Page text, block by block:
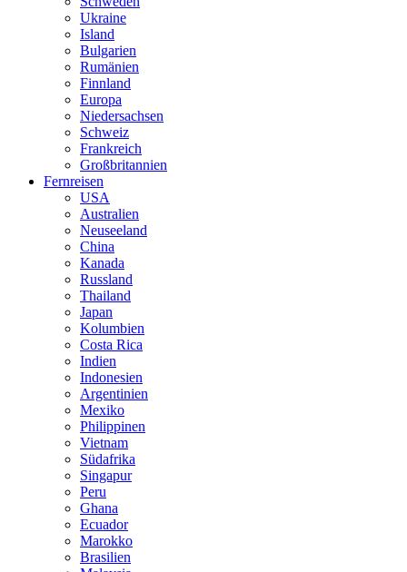
Ukraine
Island
Bulgarien
Rumänien
Finnland
Europa
Niedersachsen
Schweiz
Frankreich
Großbritannien
Fernreisen
USA
Australien
Neuseeland
China
Kanada
Russland
Thailand
Japan
Kolumbien
Costa Rica
Indien
Indonesien
Argentinien
Mexiko
Philippinen
Vietnam
Südafrika
Singapur
Peru
Ghana
Ecuador
Marokko
Brasilien